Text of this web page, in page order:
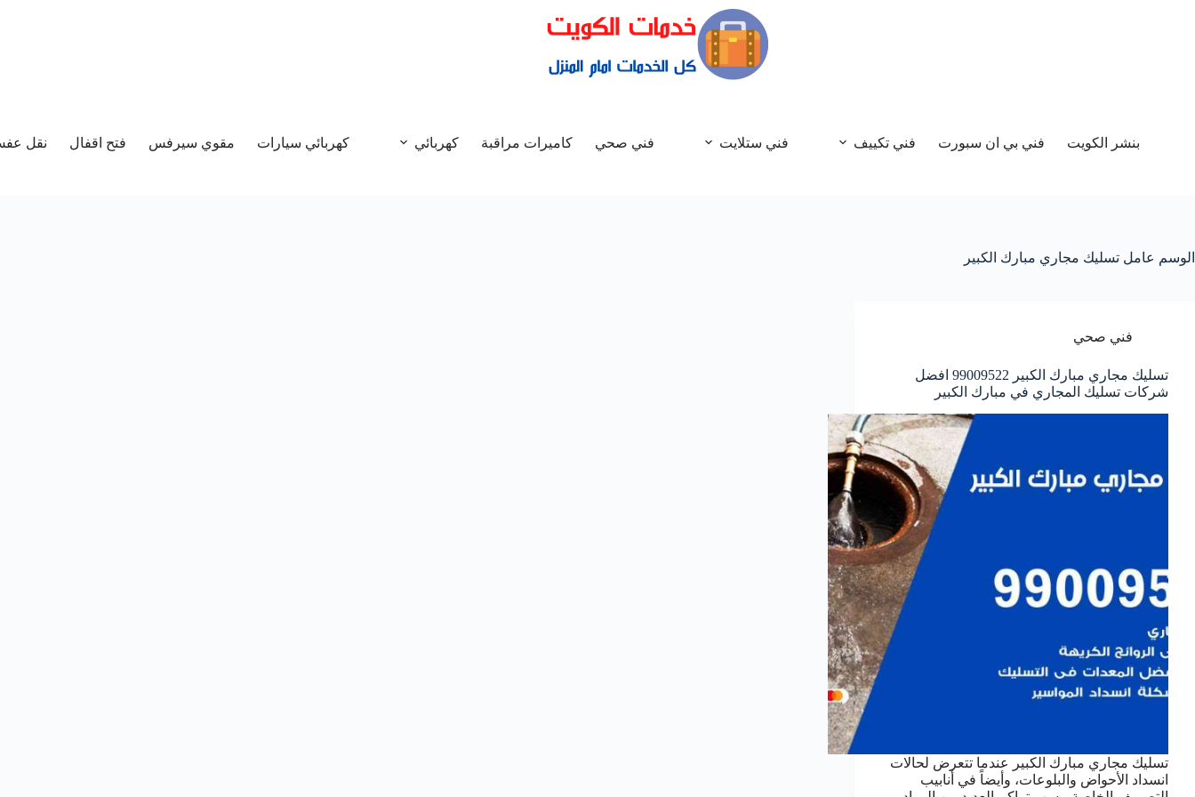
بنشر الكويت فني بي ان سبورت فني تكييف فني ستلايت فني صحي كاميرات مراقبة كهربائي كهربائي سيارات مقوي سيرفس فتح اقفال نقل
الوسم عامل تسليك مجاري مبارك الكبير
فني صحي
تسليك مجاري مبارك الكبير 99009522 افضل
شركات تسليك المجاري في مبارك الكبير
تسليك مجاري مبارك الكبير عندما تتعرض لحالات
انسداد الأحواض والبلوعات، وأيضاً في أنابيب